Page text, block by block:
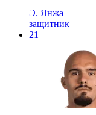
Э. Янжа
защитник
21